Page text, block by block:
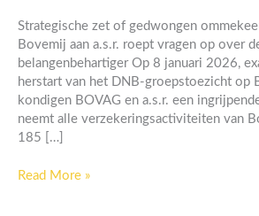
Strategische zet of gedwongen
Bovemij aan a.s.r. roept vragen op over
belangenbehartiger Op 8 januari 2026,
herstart van het DNB-groepstoezicht op
kondigen BOVAG en a.s.r. een
neemt alle verzekeringsactiviteiten van
185 […]
WEEK
NA
START
DNB-
TOEZICHT
Read More »